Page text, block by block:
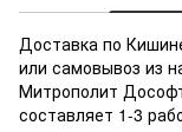
Доставка по
или самовывоз из
Митрополит
составляет 1-3